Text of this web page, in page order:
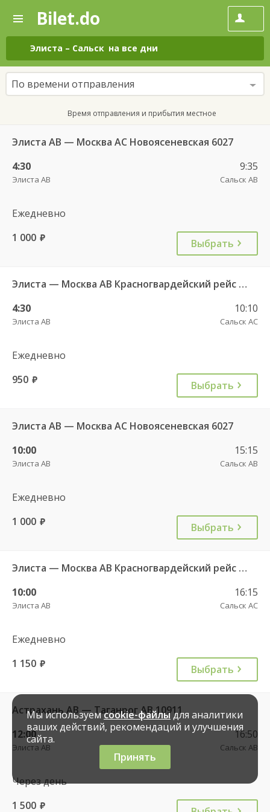
—
Поиск
и
покупка
билетов
на
автобус
онлайн
Bilet.do
Элиста – Сальск на все дни
По времени отправления
Время отправления и прибытия местное
Элиста АВ — Москва АС Новоясеневская 6027
4:30
Элиста АВ
9:35
Сальск АВ
Ежедневно
1 000 руб. Выбрать
Элиста — Москва АВ Красногвардейский рейс №8366
4:30
Элиста АВ
10:10
Сальск АС
Ежедневно
950 руб. Выбрать
Элиста АВ — Москва АС Новоясеневская 6027
10:00
Элиста АВ
15:15
Сальск АВ
Ежедневно
1 000 руб. Выбрать
Элиста — Москва АВ Красногвардейский рейс №9169
10:00
Элиста АВ
16:15
Сальск АС
Ежедневно
1 150 руб. Выбрать
Астрахань АВ — Таганрог АВ 10911
12:00
Элиста АВ
16:50
Сальск АВ
Через день
1 500 руб.
Мы используемcookie-файлыдля аналитики
ваших действий, рекомендаций и улучшения
сайта.
Принять